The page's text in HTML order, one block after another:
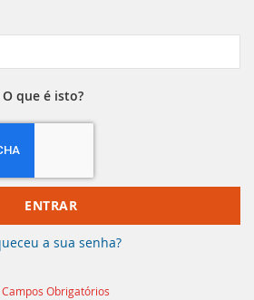
O que é isto?
ENTRAR
a sua senha?